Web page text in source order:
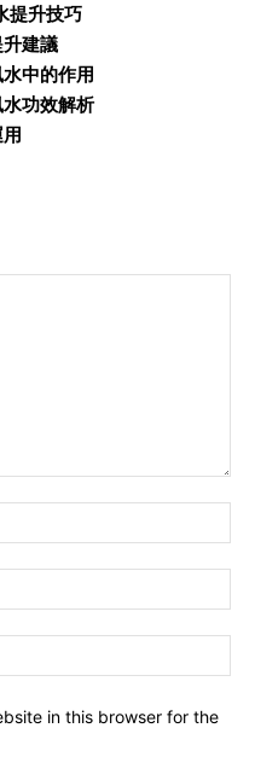
提升技巧
建議
中的作用
功效解析
in this browser for the